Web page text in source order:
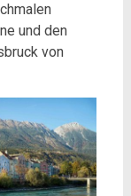
und den
von